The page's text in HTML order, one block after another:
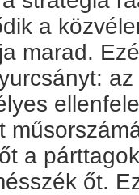
a
marad.
a
őt.